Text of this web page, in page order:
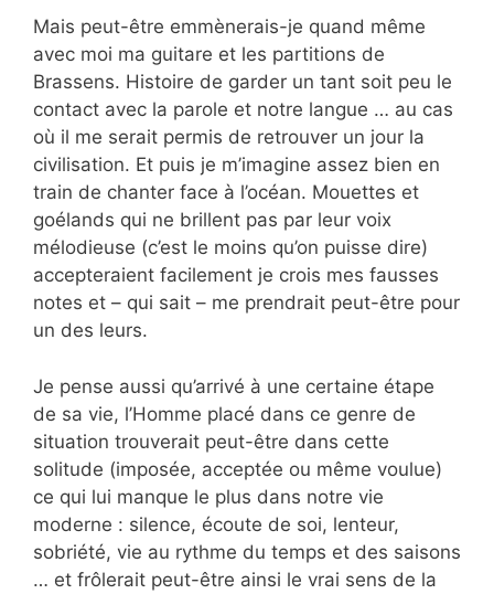
Mais peut-être emmènerais-je quand même
avec moi ma guitare et les partitions de
Brassens. Histoire de garder un tant soit peu le
contact avec la parole et notre langue … au cas
où il me serait permis de retrouver un jour la
civilisation. Et puis je m’imagine assez bien en
train de chanter face à l’océan. Mouettes et
goélands qui ne brillent pas par leur voix
mélodieuse (c’est le moins qu’on puisse dire)
accepteraient facilement je crois mes fausses
notes et – qui sait – me prendrait peut-être pour
un des leurs.
Je pense aussi qu’arrivé à une certaine étape
de sa vie, l’Homme placé dans ce genre de
situation trouverait peut-être dans cette
solitude (imposée, acceptée ou même voulue)
ce qui lui manque le plus dans notre vie
moderne : silence, écoute de soi, lenteur,
sobriété, vie au rythme du temps et des saisons
… et frôlerait peut-être ainsi le vrai sens de la